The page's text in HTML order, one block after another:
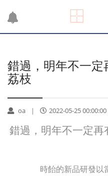
錯過，明年不一
荔枝
oa 2022-05-25 00:00:00
錯過，明年不一定
時飴的新品研發以